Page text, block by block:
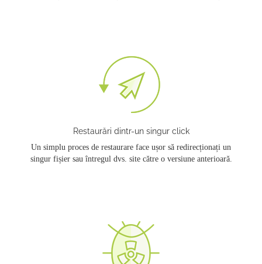
Restaurări dintr-un singur click
Un simplu proces de restaurare face ușor să redirecționați un
singur fișier sau întregul dvs. site către o versiune anterioară.